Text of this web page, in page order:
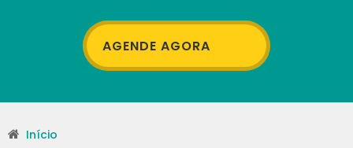
AGENDE AGORA
Início